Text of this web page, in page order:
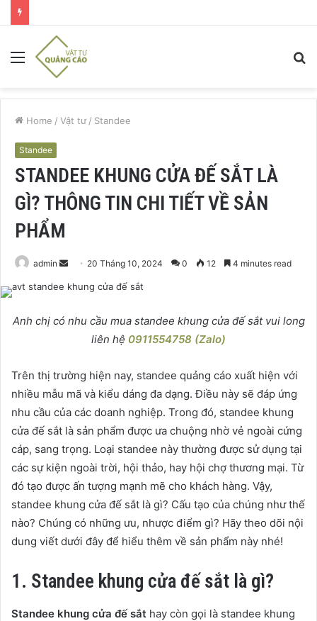
Menu
Home / Vật tư / Standee
Standee
STANDEE KHUNG CỬA ĐẾ SẮT LÀ
GÌ? THÔNG TIN CHI TIẾT VỀ SẢN
PHẨM
admin
Send 20 Tháng 10, 2024 0 12 4 minutes read
Anh chị có nhu cầu mua standee khung cửa đế sắt vui long
liên hệ 0911554758 (Zalo)
Trên thị trường hiện nay, standee quảng cáo xuất hiện với
nhiều mẫu mã và kiểu dáng đa dạng. Điều này sẽ đáp ứng
nhu cầu của các doanh nghiệp. Trong đó, standee khung
cửa đế sắt là sản phẩm được ưa chuộng nhờ vẻ ngoài cứng
cáp, sang trọng. Loại standee này thường được sử dụng tại
các sự kiện ngoài trời, hội thảo, hay hội chợ thương mại. Từ
đó tạo được ấn tượng mạnh mẽ cho khách hàng. Vậy,
standee khung cửa đế sắt là gì? Cấu tạo của chúng như thế
nào? Chúng có những ưu, nhược điểm gì? Hãy theo dõi nội
dung viết dưới đây để hiểu thêm về sản phẩm này nhé!
1. Standee khung cửa đế sắt là gì?
Standee khung cửa đế sắt hay còn gọi là standee khung